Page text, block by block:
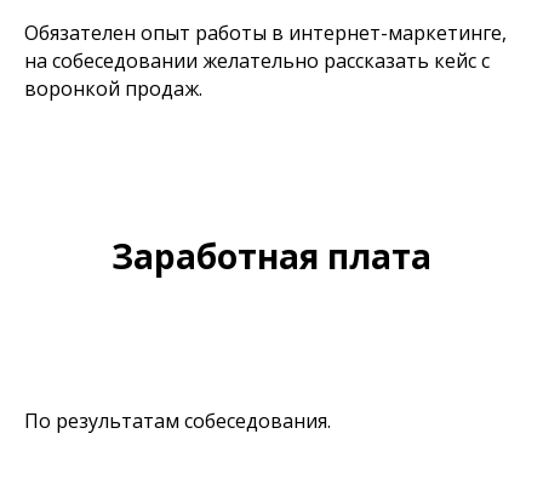
Обязателен опыт работы в интернет-маркетинге,
на собеседовании желательно рассказать кейс с
воронкой продаж.
Заработная плата
По результатам собеседования.